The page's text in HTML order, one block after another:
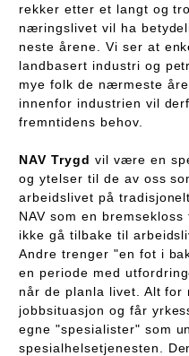
rekker etter et langt og
næringslivet vil ha
neste årene. Vi ser at
landbasert industri og
mye folk de nærmeste
innenfor industrien vil
fremntidens behov.
NAV Trygd vil være en
og ytelser til de av oss
arbeidslivet på
NAV som en
ikke gå tilbake til
Andre trenger "en fot i
en periode med
når de planla livet. Alt for
jobbsituasjon og får
egne "spesialister" som
spesialhelsetjenesten.